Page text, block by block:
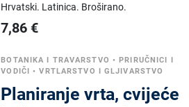
Hrvatski. Latinica. Broširano.
7,86 €
BOTANIKA I TRAVARSTVO •PRIRUČNICI I
VODIČI •VRTLARSTVO I GLJIVARSTVO
Planiranje vrta, cvijeće